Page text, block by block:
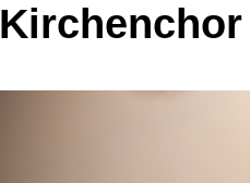
Kirchenchor